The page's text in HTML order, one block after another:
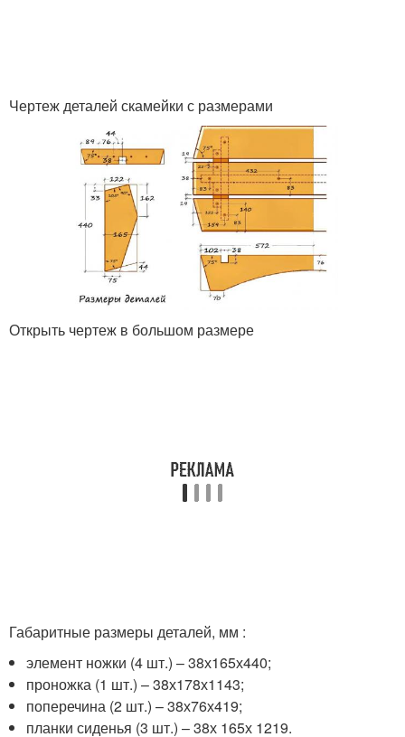
Чертеж деталей скамейки с размерами
Открыть чертеж в большом размере
Габаритные размеры деталей, мм :
элемент ножки (4 шт.) – 38х165х440;
проножка (1 шт.) – 38х178х1143;
поперечина (2 шт.) – 38х76х419;
планки сиденья (3 шт.) – 38х 165х 1219.